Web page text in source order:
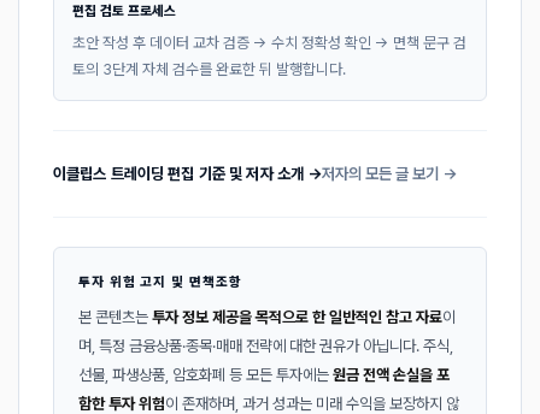
편집 검토 프로세스
초안 작성 후 데이터 교차 검증 → 수치 정확성 확인 → 면책 문구 검
토의 3단계 자체 검수를 완료한 뒤 발행합니다.
이클립스 트레이딩 편집 기준 및 저자 소개 →저자의 모든 글 보기 →
투자 위험 고지 및 면책조항
본 콘텐츠는 투자 정보 제공을 목적으로 한 일반적인 참고 자료이
며, 특정 금융상품·종목·매매 전략에 대한 권유가 아닙니다. 주식,
선물, 파생상품, 암호화폐 등 모든 투자에는 원금 전액 손실을 포
함한 투자 위험이 존재하며, 과거 성과는 미래 수익을 보장하지 않